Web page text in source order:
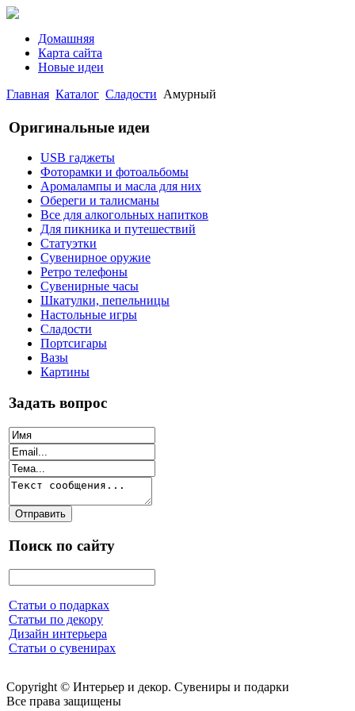
Домашняя
Карта сайта
Новые идеи
Главная Каталог Сладости Амурный
Оригинальные идеи
USB гаджеты
Фоторамки и фотоальбомы
Аромалампы и масла для них
Обереги и талисманы
Все для алкогольных напитков
Для пикника и путешествий
Статуэтки
Сувенирное оружие
Ретро телефоны
Сувенирные часы
Шкатулки, пепельницы
Настольные игры
Сладости
Портсигары
Вазы
Картины
Задать вопрос
Поиск по сайту
Статьи о подарках
Статьи по декору
Дизайн интерьера
Статьи о сувенирах
Copyright © Интерьер и декор. Сувениры и подарки
Все права защищены